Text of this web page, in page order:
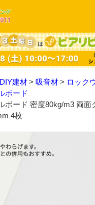
建材 吸音材
ロック
ボード
ボード 密度80kg/m3 両面
4枚